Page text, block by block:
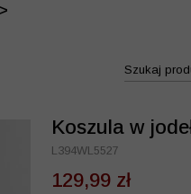
>>
Szukaj
Koszula w
L394WL5527
129,99 zł